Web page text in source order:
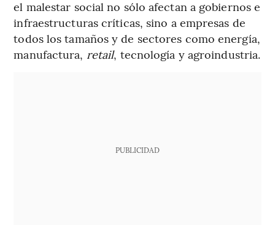
el malestar social no sólo afectan a gobiernos e
infraestructuras críticas, sino a empresas de
todos los tamaños y de sectores como energía,
manufactura, retail, tecnología y agroindustria.
PUBLICIDAD